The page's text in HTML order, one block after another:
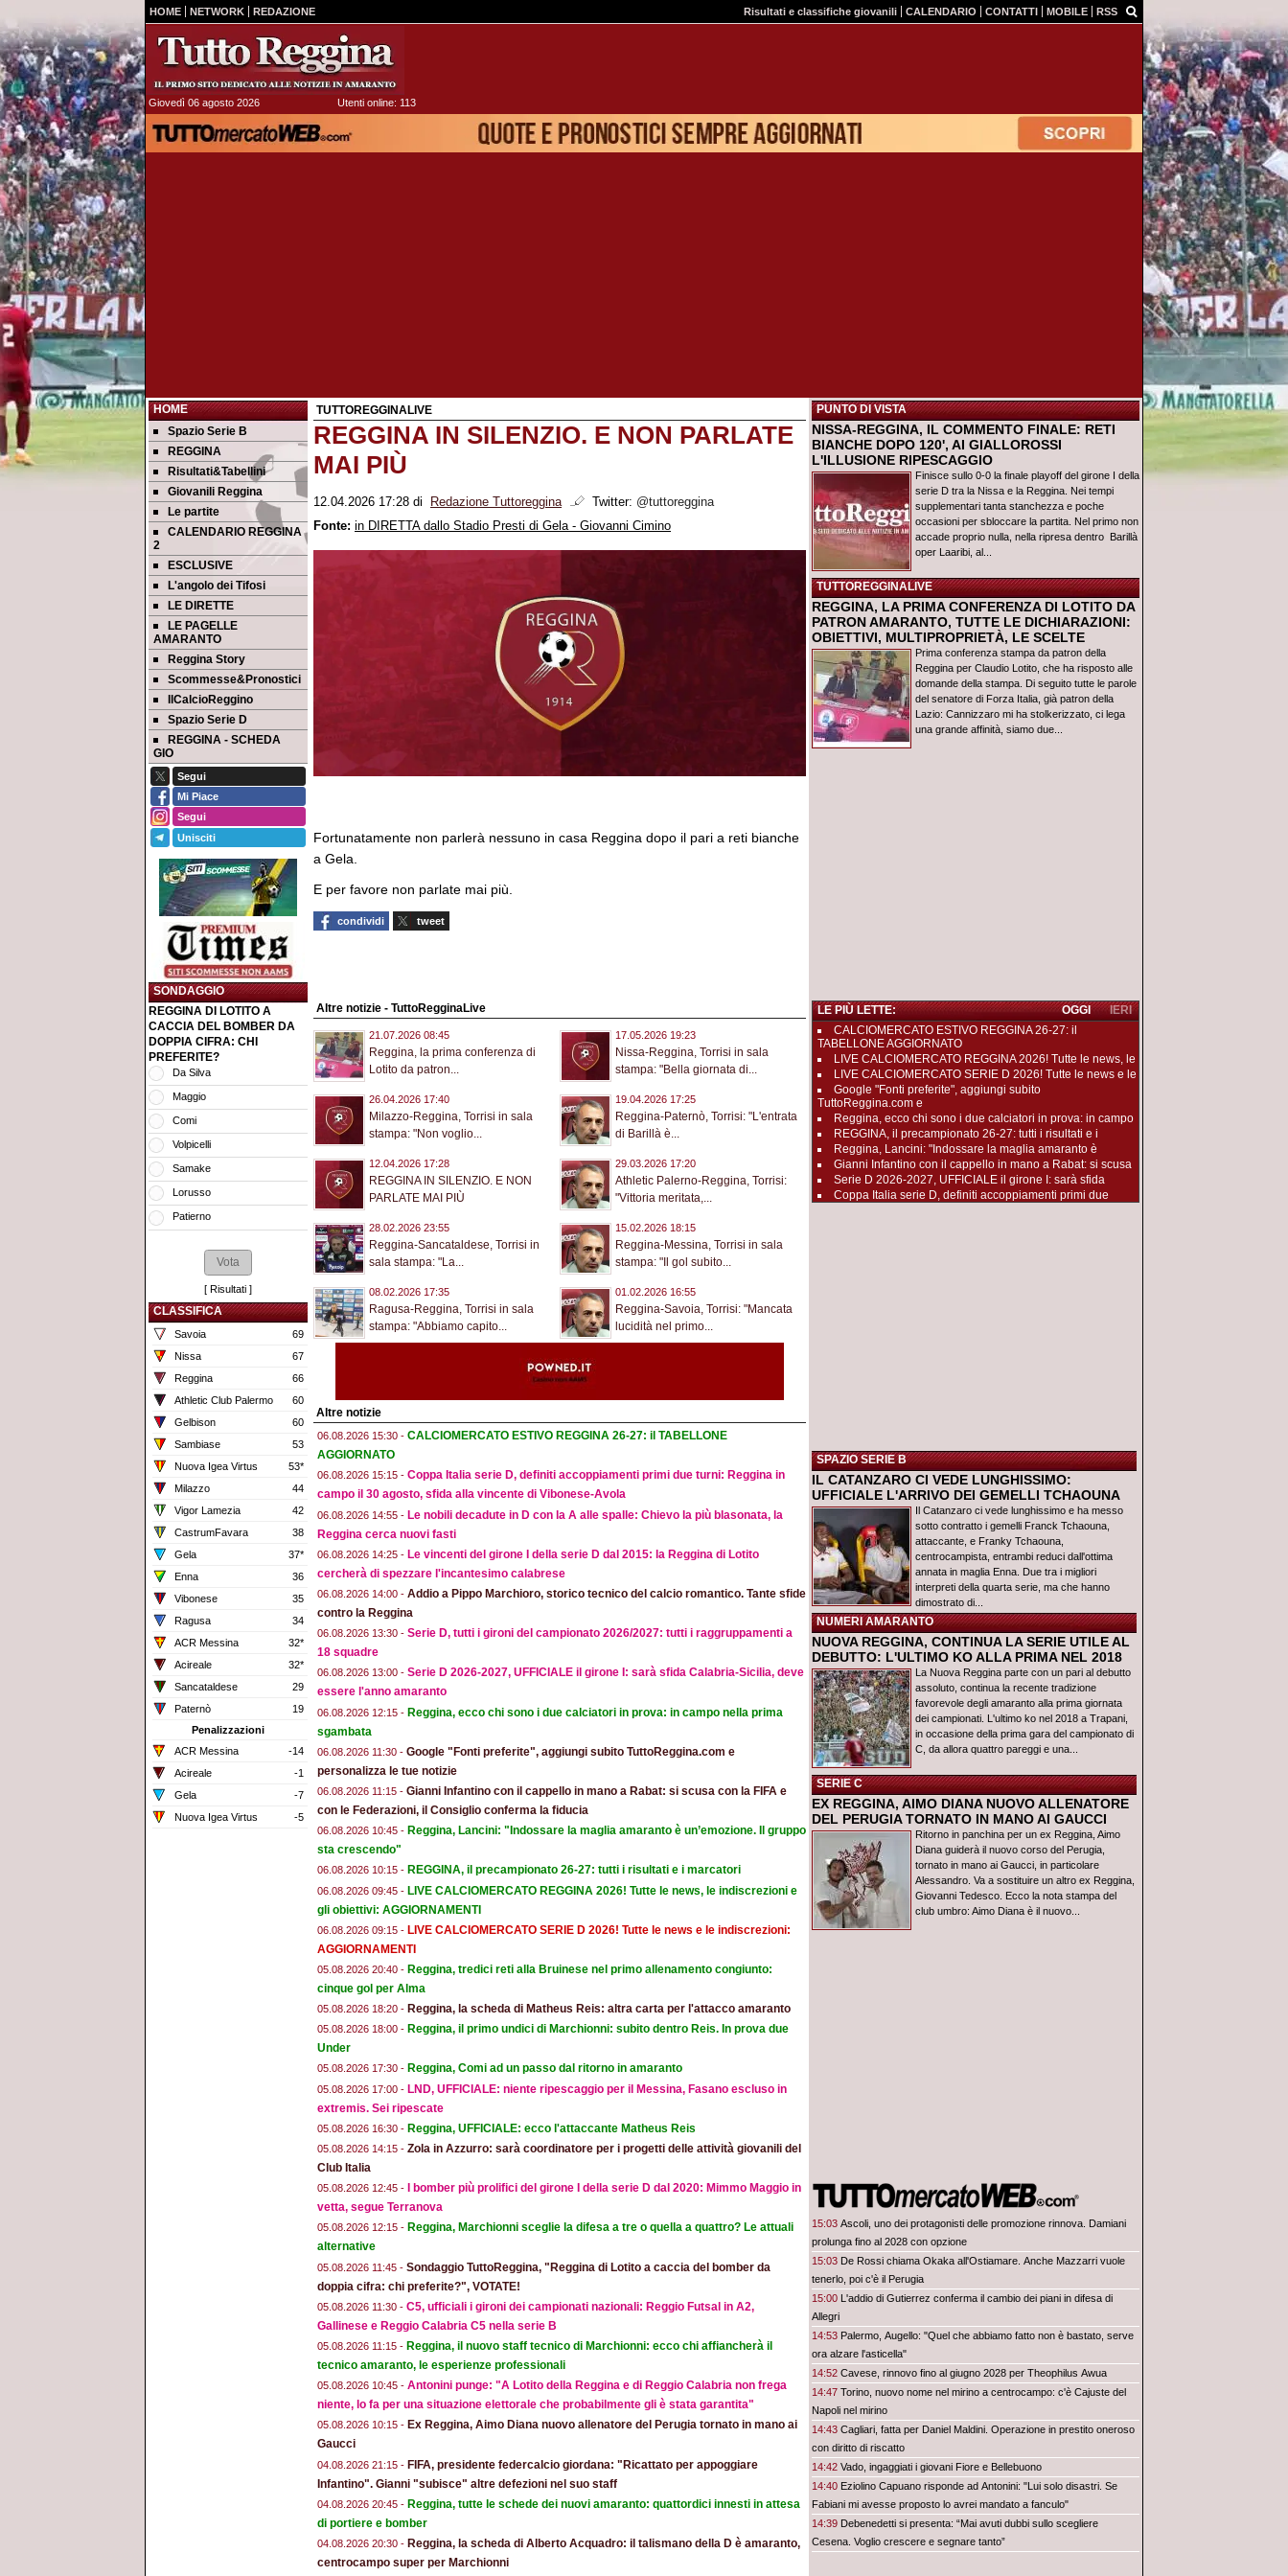
HOME NETWORK REDAZIONE Risultati e classifiche giovanili CALENDARIO CONTATTI MOBILE RSS
Giovedì 06 agosto 2026 Utenti online: 113
HOME
Spazio Serie B
REGGINA
Risultati&Tabellini
Giovanili Reggina
Le partite
CALENDARIO REGGINA
2
ESCLUSIVE
L'angolo dei Tifosi
LE DIRETTE
LE PAGELLE
AMARANTO
Reggina Story
Scommesse&Pronostici
IlCalcioReggino
Spazio Serie D
REGGINA - SCHEDA
GIO
Segui
Mi Piace
Segui
Unisciti
SONDAGGIO
REGGINA DI LOTITO A
CACCIA DEL BOMBER DA
DOPPIA CIFRA: CHI
PREFERITE?
Da Silva
Maggio
Comi
Volpicelli
Samake
Lorusso
Patierno
[ Risultati ]
CLASSIFICA
Savoia
69
Nissa
67
Reggina
66
Athletic Club Palermo
60
Gelbison
60
Sambiase
53
Nuova Igea Virtus
53*
Milazzo
44
Vigor Lamezia
42
CastrumFavara
38
Gela
37*
Enna
36
Vibonese
35
Ragusa
34
ACR Messina
32*
Acireale
32*
Sancataldese
29
Paternò
19
Penalizzazioni
ACR Messina
-14
Acireale
-1
Gela
-7
Nuova Igea Virtus
-5
TUTTOREGGINALIVE
REGGINA IN SILENZIO. E NON PARLATE
MAI PIÙ
12.04.2026 17:28 di Redazione Tuttoreggina Twitter: @tuttoreggina
Fonte: in DIRETTA dallo Stadio Presti di Gela - Giovanni Cimino
Fortunatamente non parlerà nessuno in casa Reggina dopo il pari a reti bianche
a Gela.
E per favore non parlate mai più.
condividi tweet
Altre notizie - TuttoRegginaLive
21.07.2026 08:45
Reggina, la prima conferenza di
Lotito da patron...
17.05.2026 19:23
Nissa-Reggina, Torrisi in sala
stampa: "Bella giornata di...
26.04.2026 17:40
Milazzo-Reggina, Torrisi in sala
stampa: "Non voglio...
19.04.2026 17:25
Reggina-Paternò, Torrisi: "L'entrata
di Barillà è...
12.04.2026 17:28
REGGINA IN SILENZIO. E NON
PARLATE MAI PIÙ
29.03.2026 17:20
Athletic Palerno-Reggina, Torrisi:
"Vittoria meritata,...
28.02.2026 23:55
Reggina-Sancataldese, Torrisi in
sala stampa: "La...
15.02.2026 18:15
Reggina-Messina, Torrisi in sala
stampa: "Il gol subito...
08.02.2026 17:35
Ragusa-Reggina, Torrisi in sala
stampa: "Abbiamo capito...
01.02.2026 16:55
Reggina-Savoia, Torrisi: "Mancata
lucidità nel primo...
Altre notizie
06.08.2026 15:30 - CALCIOMERCATO ESTIVO REGGINA 26-27: il TABELLONE
AGGIORNATO
06.08.2026 15:15 - Coppa Italia serie D, definiti accoppiamenti primi due turni: Reggina in
campo il 30 agosto, sfida alla vincente di Vibonese-Avola
06.08.2026 14:55 - Le nobili decadute in D con la A alle spalle: Chievo la più blasonata, la
Reggina cerca nuovi fasti
06.08.2026 14:25 - Le vincenti del girone I della serie D dal 2015: la Reggina di Lotito
cercherà di spezzare l'incantesimo calabrese
06.08.2026 14:00 - Addio a Pippo Marchioro, storico tecnico del calcio romantico. Tante sfide
contro la Reggina
06.08.2026 13:30 - Serie D, tutti i gironi del campionato 2026/2027: tutti i raggruppamenti a
18 squadre
06.08.2026 13:00 - Serie D 2026-2027, UFFICIALE il girone I: sarà sfida Calabria-Sicilia, deve
essere l'anno amaranto
06.08.2026 12:15 - Reggina, ecco chi sono i due calciatori in prova: in campo nella prima
sgambata
06.08.2026 11:30 - Google "Fonti preferite", aggiungi subito TuttoReggina.com e
personalizza le tue notizie
06.08.2026 11:15 - Gianni Infantino con il cappello in mano a Rabat: si scusa con la FIFA e
con le Federazioni, il Consiglio conferma la fiducia
06.08.2026 10:45 - Reggina, Lancini: "Indossare la maglia amaranto è un’emozione. Il gruppo
sta crescendo"
06.08.2026 10:15 - REGGINA, il precampionato 26-27: tutti i risultati e i marcatori
06.08.2026 09:45 - LIVE CALCIOMERCATO REGGINA 2026! Tutte le news, le indiscrezioni e
gli obiettivi: AGGIORNAMENTI
06.08.2026 09:15 - LIVE CALCIOMERCATO SERIE D 2026! Tutte le news e le indiscrezioni:
AGGIORNAMENTI
05.08.2026 20:40 - Reggina, tredici reti alla Bruinese nel primo allenamento congiunto:
cinque gol per Alma
05.08.2026 18:20 - Reggina, la scheda di Matheus Reis: altra carta per l'attacco amaranto
05.08.2026 18:00 - Reggina, il primo undici di Marchionni: subito dentro Reis. In prova due
Under
05.08.2026 17:30 - Reggina, Comi ad un passo dal ritorno in amaranto
05.08.2026 17:00 - LND, UFFICIALE: niente ripescaggio per il Messina, Fasano escluso in
extremis. Sei ripescate
05.08.2026 16:30 - Reggina, UFFICIALE: ecco l'attaccante Matheus Reis
05.08.2026 14:15 - Zola in Azzurro: sarà coordinatore per i progetti delle attività giovanili del
Club Italia
05.08.2026 12:45 -
I bomber più prolifici del girone I della serie D dal 2020: Mimmo Maggio in
vetta, segue Terranova
05.08.2026 12:15 - Reggina, Marchionni sceglie la difesa a tre o quella a quattro? Le attuali
alternative
05.08.2026 11:45 - Sondaggio TuttoReggina, "Reggina di Lotito a caccia del bomber da
doppia cifra: chi preferite?", VOTATE!
05.08.2026 11:30 - C5, ufficiali i gironi dei campionati nazionali: Reggio Futsal in A2,
Gallinese e Reggio Calabria C5 nella serie B
05.08.2026 11:15 - Reggina, il nuovo staff tecnico di Marchionni: ecco chi affiancherà il
tecnico amaranto, le esperienze professionali
05.08.2026 10:45 - Antonini punge: "A Lotito della Reggina e di Reggio Calabria non frega
niente, lo fa per una situazione elettorale che probabilmente gli è stata garantita"
05.08.2026 10:15 - Ex Reggina, Aimo Diana nuovo allenatore del Perugia tornato in mano ai
Gaucci
04.08.2026 21:15 - FIFA, presidente federcalcio giordana: "Ricattato per appoggiare
Infantino". Gianni "subisce" altre defezioni nel suo staff
04.08.2026 20:45 - Reggina, tutte le schede dei nuovi amaranto: quattordici innesti in attesa
di portiere e bomber
04.08.2026 20:30 - Reggina, la scheda di Alberto Acquadro: il talismano della D è amaranto,
centrocampo super per Marchionni
PUNTO DI VISTA
NISSA-REGGINA, IL COMMENTO FINALE: RETI
BIANCHE DOPO 120', AI GIALLOROSSI
L'ILLUSIONE RIPESCAGGIO
Finisce sullo 0-0 la finale playoff del girone I della
serie D tra la Nissa e la Reggina. Nei tempi
supplementari tanta stanchezza e poche
occasioni per sbloccare la partita. Nel primo non
accade proprio nulla, nella ripresa dentro Barillà
oper Laaribi, al...
TUTTOREGGINALIVE
REGGINA, LA PRIMA CONFERENZA DI LOTITO DA
PATRON AMARANTO, TUTTE LE DICHIARAZIONI:
OBIETTIVI, MULTIPROPRIETÀ, LE SCELTE
Prima conferenza stampa da patron della
Reggina per Claudio Lotito, che ha risposto alle
domande della stampa. Di seguito tutte le parole
del senatore di Forza Italia, già patron della
Lazio: Cannizzaro mi ha stolkerizzato, ci lega
una grande affinità, siamo due...
LE PIÙ LETTE: IERI
OGGI
CALCIOMERCATO ESTIVO REGGINA 26-27: il
TABELLONE AGGIORNATO
LIVE CALCIOMERCATO REGGINA 2026! Tutte le news, le
LIVE CALCIOMERCATO SERIE D 2026! Tutte le news e le
Google "Fonti preferite", aggiungi subito
TuttoReggina.com e
Reggina, ecco chi sono i due calciatori in prova: in campo
REGGINA, il precampionato 26-27: tutti i risultati e i
Reggina, Lancini: "Indossare la maglia amaranto è
Gianni Infantino con il cappello in mano a Rabat: si scusa
Serie D 2026-2027, UFFICIALE il girone I: sarà sfida
Coppa Italia serie D, definiti accoppiamenti primi due
SPAZIO SERIE B
IL CATANZARO CI VEDE LUNGHISSIMO:
UFFICIALE L'ARRIVO DEI GEMELLI TCHAOUNA
Il Catanzaro ci vede lunghissimo e ha messo
sotto contratto i gemelli Franck Tchaouna,
attaccante, e Franky Tchaouna,
centrocampista, entrambi reduci dall'ottima
annata in maglia Enna. Due tra i migliori
interpreti della quarta serie, ma che hanno
dimostrato di...
NUMERI AMARANTO
NUOVA REGGINA, CONTINUA LA SERIE UTILE AL
DEBUTTO: L'ULTIMO KO ALLA PRIMA NEL 2018
La Nuova Reggina parte con un pari al debutto
assoluto, continua la recente tradizione
favorevole degli amaranto alla prima giornata
dei campionati. L'ultimo ko nel 2018 a Trapani,
in occasione della prima gara del campionato di
C, da allora quattro pareggi e una...
SERIE C
EX REGGINA, AIMO DIANA NUOVO ALLENATORE
DEL PERUGIA TORNATO IN MANO AI GAUCCI
Ritorno in panchina per un ex Reggina, Aimo
Diana guiderà il nuovo corso del Perugia,
tornato in mano ai Gaucci, in particolare
Alessandro. Va a sostituire un altro ex Reggina,
Giovanni Tedesco. Ecco la nota stampa del
club umbro: Aimo Diana è il nuovo...
15:03 Ascoli, uno dei protagonisti delle promozione rinnova. Damiani
prolunga fino al 2028 con opzione
15:03 De Rossi chiama Okaka all'Ostiamare. Anche Mazzarri vuole
tenerlo, poi c'è il Perugia
15:00 L'addio di Gutierrez conferma il cambio dei piani in difesa di
Allegri
14:53 Palermo, Augello: "Quel che abbiamo fatto non è bastato, serve
ora alzare l'asticella"
14:52 Cavese, rinnovo fino al giugno 2028 per Theophilus Awua
14:47 Torino, nuovo nome nel mirino a centrocampo: c'è Cajuste del
Napoli nel mirino
14:43 Cagliari, fatta per Daniel Maldini. Operazione in prestito oneroso
con diritto di riscatto
14:42 Vado, ingaggiati i giovani Fiore e Bellebuono
14:40 Eziolino Capuano risponde ad Antonini: "Lui solo disastri. Se
Fabiani mi avesse proposto lo avrei mandato a fanculo"
14:39 Debenedetti si presenta: “Mai avuti dubbi sullo scegliere
Cesena. Voglio crescere e segnare tanto”